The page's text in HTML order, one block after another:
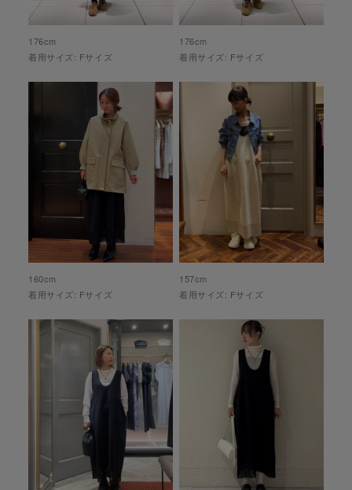
176cm
着用サイズ: Fサイズ
176cm
着用サイズ: Fサイズ
160cm
着用サイズ: Fサイズ
157cm
着用サイズ: Fサイズ